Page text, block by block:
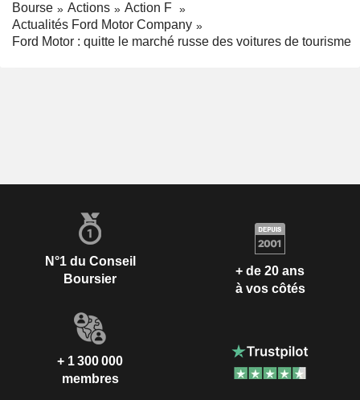
Bourse Actions
Action F
Actualités Ford Motor Company
Ford Motor : quitte le marché russe des voitures de tourisme
N°1 du Conseil
Boursier
+ de 20 ans
à vos côtés
+ 1 300 000
membres